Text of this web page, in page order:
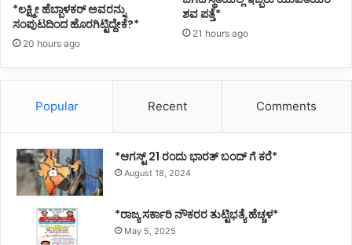
*ಲಕ್ಷ್ಮೀ ಹೆಬ್ಬಾಳಕರ್ ಅವರನ್ನು
ಸಂಪುಟದಿಂದ ಹೊರಗಿಟ್ಟಿದ್ದೇಕೆ?*
20 hours ago
ಶವ ಪತ್ತೆ*
21 hours ago
Popular Recent Comments
*ಆಗಸ್ಟ್ 21 ರಂದು ಭಾರತ್‌ ಬಂದ್‌ ಗೆ ಕರೆ*
August 18, 2024
*ರಾಜ್ಯ ಸರ್ಕಾರಿ ನೌಕರರ ತುಟ್ಟಿಭತ್ಯೆ ಹೆಚ್ಚಳ*
May 5, 2025